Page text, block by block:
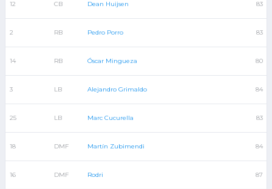
12 CB Dean Huijsen 83
2 RB Pedro Porro 83
14 RB Óscar Mingueza 80
3 LB Alejandro Grimaldo 84
25 LB Marc Cucurella 83
18 DMF Martín Zubimendi 84
16 DMF Rodri 87